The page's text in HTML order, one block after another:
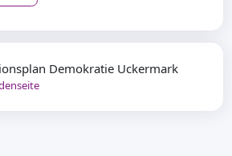
Demokratie Uckermark